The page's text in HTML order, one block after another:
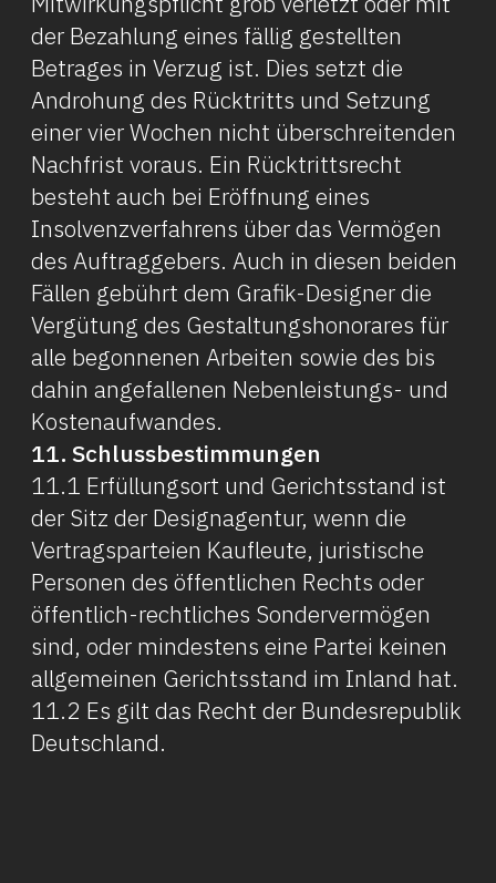
der Bezahlung eines fällig gestellten
Betrages in Verzug ist. Dies setzt die
Androhung des Rücktritts und Setzung
einer vier Wochen nicht überschreitenden
Nachfrist voraus. Ein Rücktrittsrecht
besteht auch bei Eröffnung eines
Insolvenzverfahrens über das Vermögen
des Auftraggebers. Auch in diesen beiden
Fällen gebührt dem Grafik-Designer die
Vergütung des Gestaltungshonorares für
alle begonnenen Arbeiten sowie des bis
dahin angefallenen Nebenleistungs- und
Kostenaufwandes.
11. Schlussbestimmungen
11.1 Erfüllungsort und Gerichtsstand ist
der Sitz der Designagentur, wenn die
Vertragsparteien Kaufleute, juristische
Personen des öffentlichen Rechts oder
öffentlich-rechtliches Sondervermögen
sind, oder mindestens eine Partei keinen
allgemeinen Gerichtsstand im Inland hat.
11.2 Es gilt das Recht der Bundesrepublik
Deutschland.